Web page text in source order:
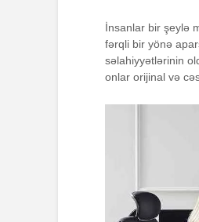
İnsanlar bir şeylə
fərqli bir yönə
səlahiyyətlərinin
onlar orijinal və